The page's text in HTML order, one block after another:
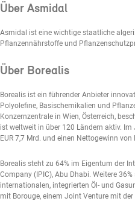
Über Asmidal
Asmidal ist eine wichtige staatliche
Pflanzennährstoffe und
Über Borealis
Borealis ist ein führender Anbieter
Polyolefine, Basischemikalien und
Konzernzentrale in Wien, Österreich,
ist weltweit in über 120 Ländern aktiv.
EUR 7,7 Mrd. und einen Nettogewinn
Borealis steht zu 64% im Eigentum der
Company (IPIC), Abu Dhabi. Weitere
internationalen, integrierten Öl- und
mit Borouge, einem Joint Venture mit